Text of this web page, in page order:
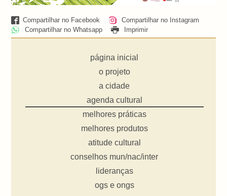
Compartilhar no Facebook
Compartilhar no Instagram
Compartilhar no Whatsapp
Imprimir
página inicial
o projeto
a cidade
agenda cultural
melhores práticas
melhores produtos
atitude cultural
conselhos mun/nac/inter
lideranças
ogs e ongs